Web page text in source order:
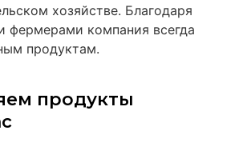
хозяйстве. Благодаря
фермерами компания всегда
продуктам.
продукты